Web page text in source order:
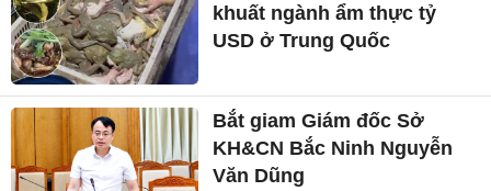
khuất ngành ẩm thực tỷ
USD ở Trung Quốc
Bắt giam Giám đốc Sở
KH&CN Bắc Ninh Nguyễn
Văn Dũng